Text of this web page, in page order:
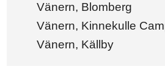
Vänern, Blomberg
Vänern, Kinnekulle
Vänern, Källby